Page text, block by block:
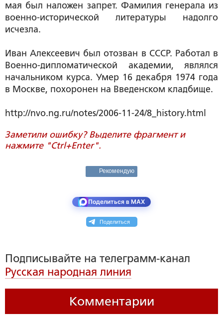
мая был наложен запрет. Фамилия генерала из
военно-исторической литературы надолго
исчезла.
Иван Алексеевич был отозван в СССР. Работал в
Военно-дипломатической академии, являлся
начальником курса. Умер 16 декабря 1974 года
в Москве, похоронен на Введенском кладбище.
http://nvo.ng.ru/notes/2006-11-24/8_history.html
Заметили ошибку? Выделите фрагмент и
нажмите "Ctrl+Enter".
Рекомендую
Поделиться в MAX
Поделиться
Подписывайте на телеграмм-канал
Русская народная линия
Комментарии